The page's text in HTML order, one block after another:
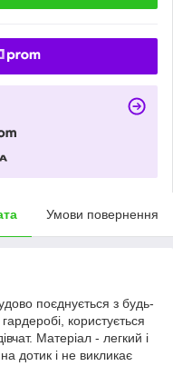
Умови повернення
поєднується з будь-
користується
Матеріал - легкий і
дотик і не викликає